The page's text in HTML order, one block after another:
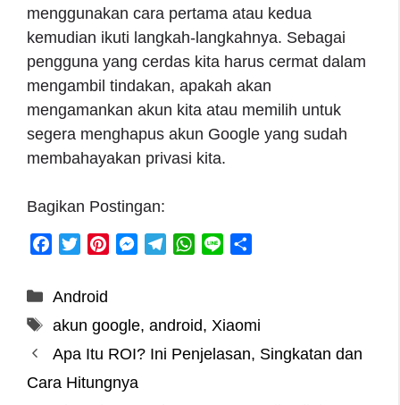
menggunakan cara pertama atau kedua
kemudian ikuti langkah-langkahnya. Sebagai
pengguna yang cerdas kita harus cermat dalam
mengambil tindakan, apakah akan
mengamankan akun kita atau memilih untuk
segera menghapus akun Google yang sudah
membahayakan privasi kita.
Bagikan Postingan:
b
o
t
e
e
r
s
M
e
n
g
W
s
A
e
Categories
Android
Tags
akun google, android, Xiaomi
Apa Itu ROI? Ini Penjelasan, Singkatan dan
Cara Hitungnya